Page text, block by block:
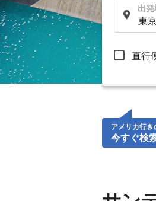
出発
直行
アメリカ行
今すぐ検